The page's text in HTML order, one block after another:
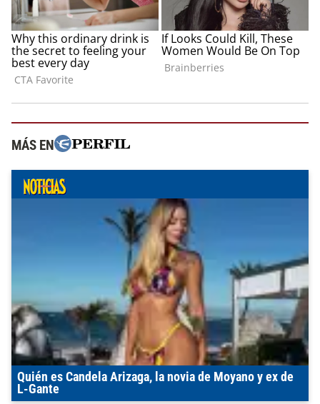
MÁS EN
Quién es Candela Arizaga, la novia de Moyano y ex de
L-Gante